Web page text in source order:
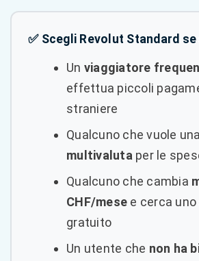
✅ Scegli Revolut Standard
Un viaggiatore
effettua piccoli
straniere
Qualcuno che vuole una
multivaluta per le
Qualcuno che cambia
CHF/mese e cerca
gratuito
Un utente che non ha